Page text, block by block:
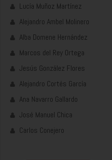
Lucía Muñoz Martínez
Alejandro Ambel Molinero
Alba Domene Hernández
Marcos del Rey Ortega
Jesús González Flores
Alejandro Cortés García
Ana Navarro Gallardo
José Manuel Chica
Carlos Conejero